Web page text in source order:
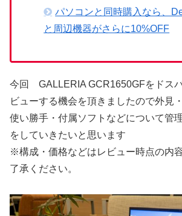
パソコンと同時購入なら、
と周辺機器がさらに10%OFF
今回 GALLERIA GCR1650GFをドス
ビューする機会を頂きましたので外見
使い勝手・付属ソフトなどについて管
をしていきたいと思います
※構成・価格などはレビュー時点の内
了承ください。